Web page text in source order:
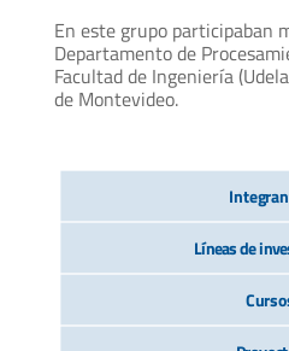
En este grupo participaban
Departamento de
Facultad de Ingeniería
de Montevideo.
Líneas de